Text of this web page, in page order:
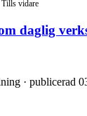
Tills vidare
daglig
· publicerad